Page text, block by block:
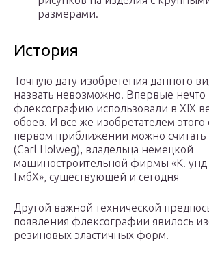
размерами.
История
Точную дату изобретения данного
назвать невозможно. Впервые нечто
флексографию использовали в XIX
обоев. И все же изобретателем этого
первом приближении можно считать
(Carl Holweg), владельца немецкой
машиностроительной фирмы «К. унд
ГмбХ», существующей и сегодня
Другой важной технической
появления флексографии явилось
резиновых эластичных форм.